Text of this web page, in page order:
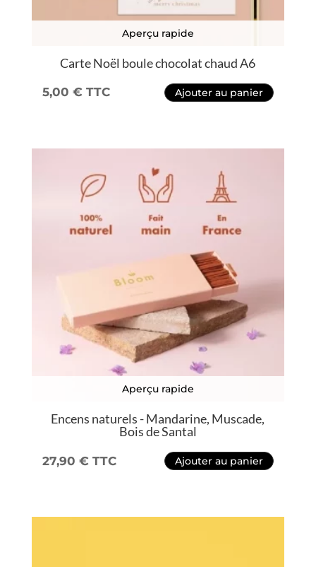
Aperçu rapide
Carte Noël boule chocolat chaud A6
5,00 € TTC Ajouter au panier
Aperçu rapide
Encens naturels - Mandarine, Muscade,
Bois de Santal
27,90 € TTC Ajouter au panier